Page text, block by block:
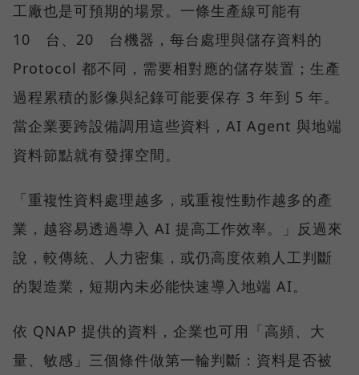
工廠也是可預期的場景。一條生產線可能有
10 台、20 台機器，每台處理與儲存資料的
Protocol 都不同，需要相對應的儲存裝置；生產
過程累積的影像與紀錄可能要保存 3 年到 5 年。
當企業要跨設備調用這些資料，AI Agent 與地端
資料節點就有發揮空間。
「重複性資料處理越多，或重複性動作越多的產
業，越容易透過導入 AI 提高工作效率。」反過來
說，較傳統、人力密集，或仍高度依賴人工判斷
的製造業，短期內未必能快速導入地端 AI。
依 QNAP 提供的資料，企業也可用「高頻、大
量、敏感」三個條件做第一輪判斷：資料是否被